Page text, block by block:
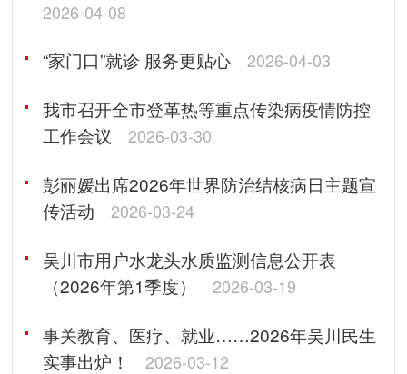
2026-04-08
“家门口”就诊 服务更贴心 2026-04-03
我市召开全市登革热等重点传染病疫情防控
工作会议
2026-03-30
彭丽媛出席2026年世界防治结核病日主题宣
传活动
2026-03-24
吴川市用户水龙头水质监测信息公开表
（2026年第1季度）
2026-03-19
事关教育、医疗、就业……2026年吴川民生
实事出炉！
2026-03-12